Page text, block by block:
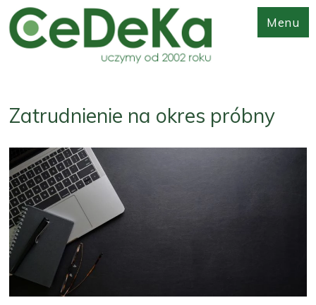
Menu
Zatrudnienie na okres próbny